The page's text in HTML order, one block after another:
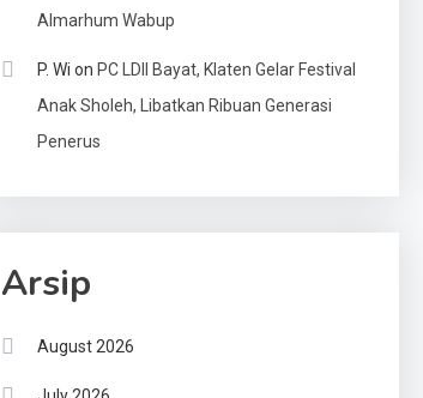
Almarhum Wabup
P. Wi on PC LDII Bayat, Klaten Gelar Festival
Anak Sholeh, Libatkan Ribuan Generasi
Penerus
Arsip
August 2026